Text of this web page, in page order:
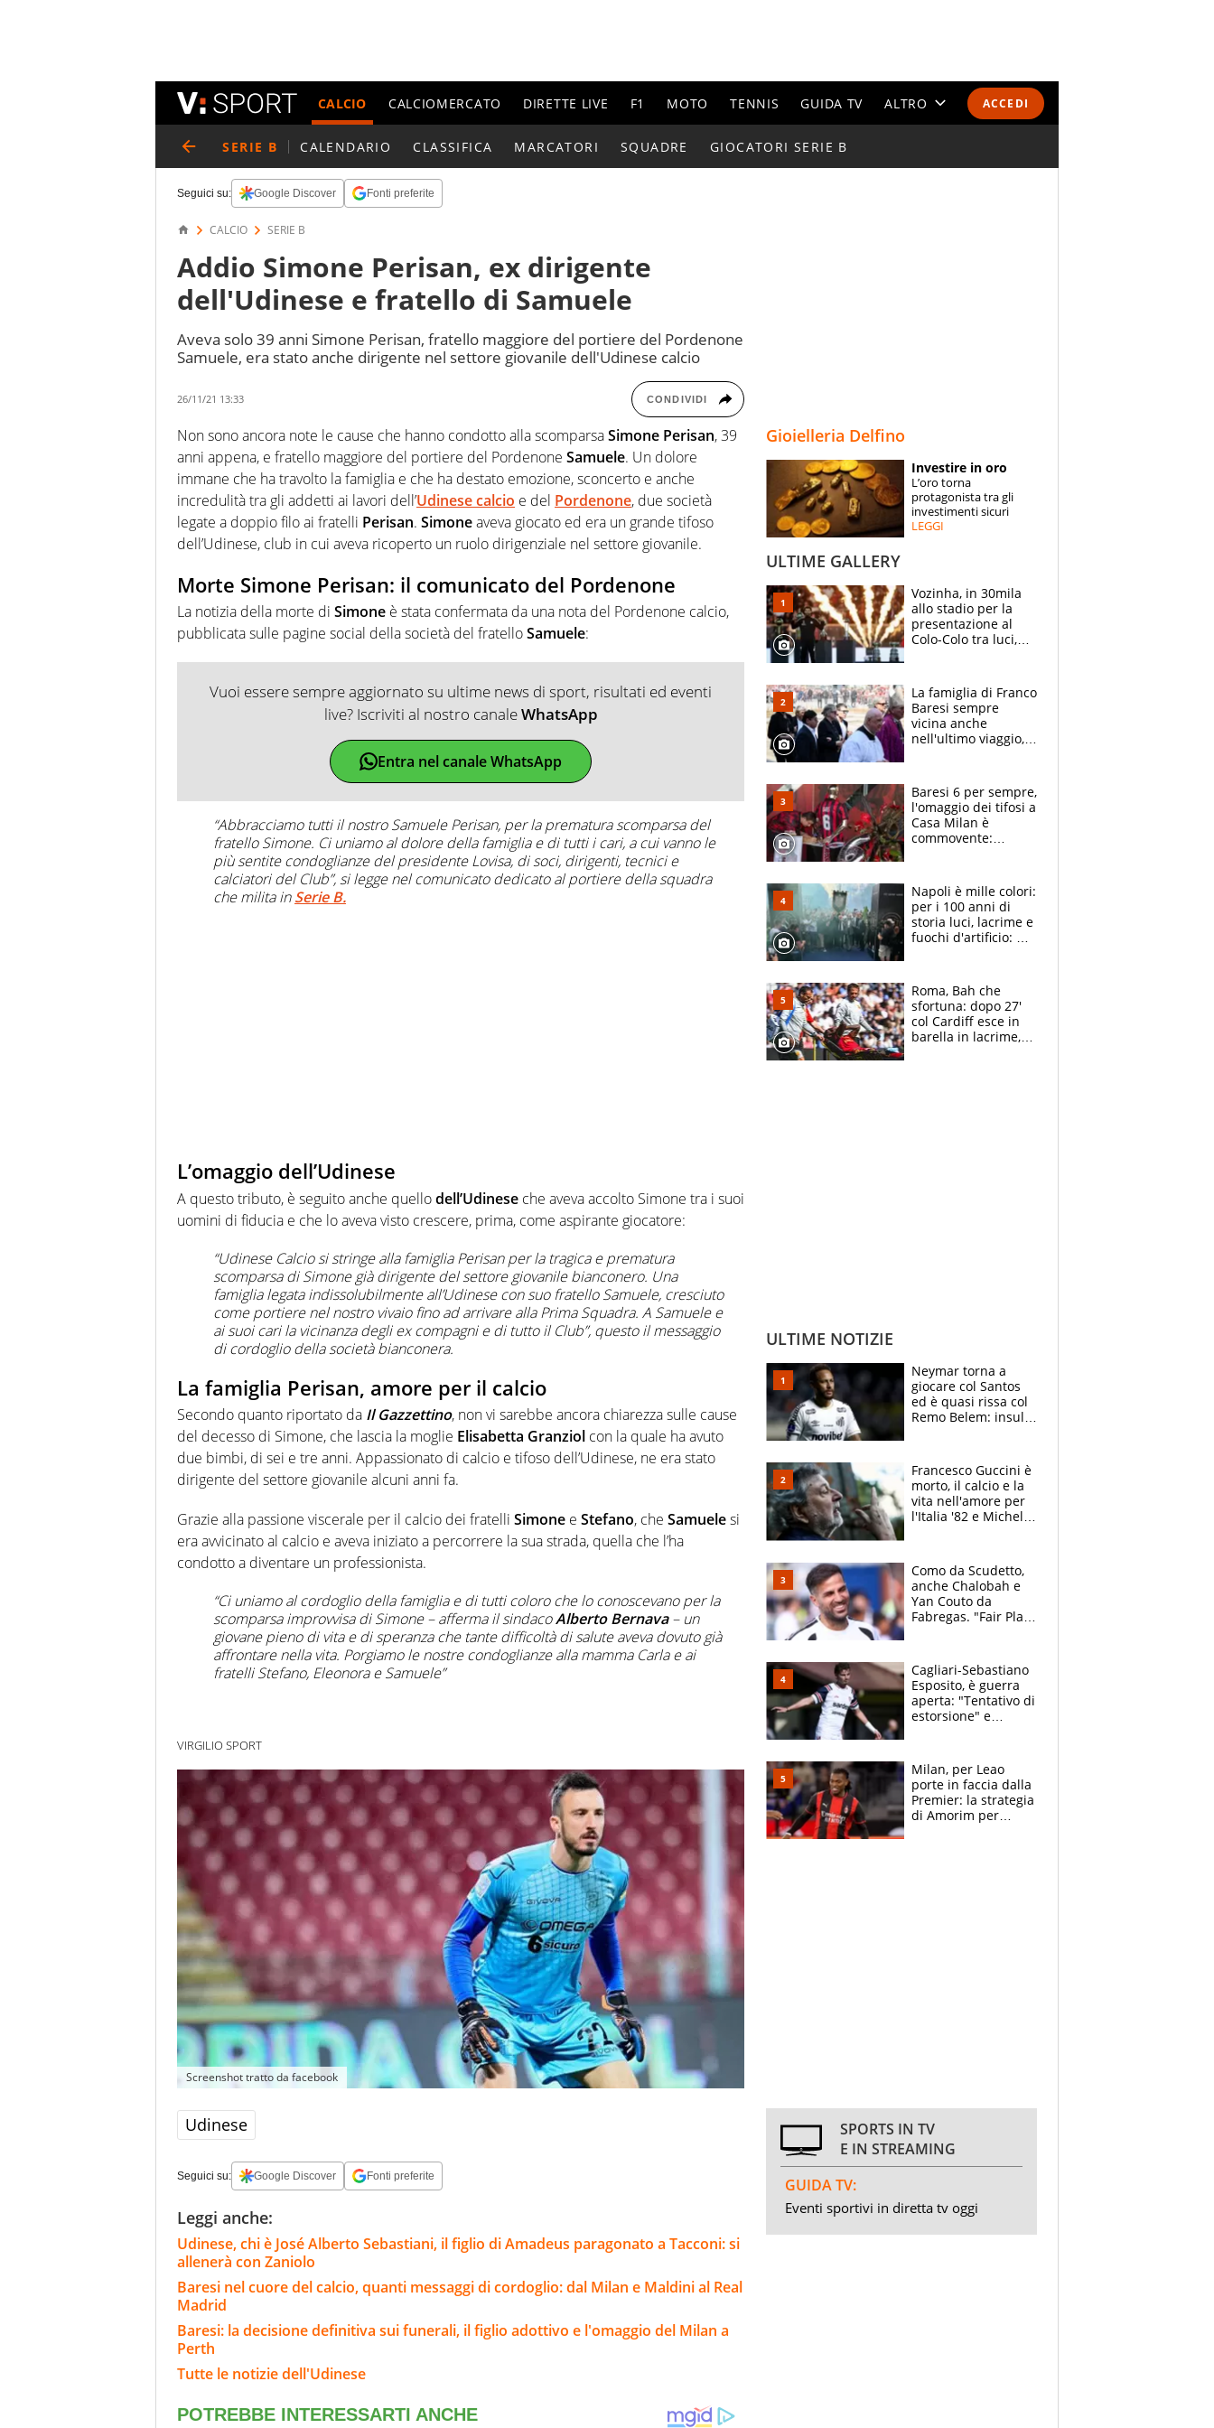
ACCEDI
CALCIO CALCIOMERCATO DIRETTE LIVE F1 MOTO TENNIS GUIDA TV ALTRO
ESPERTI
CONTATTI
SERIE B CALENDARIO CLASSIFICA MARCATORI SQUADRE GIOCATORI SERIE B
Seguici su: Google Discover Fonti preferite
CALCIO SERIE B
Addio Simone Perisan, ex dirigente
dell'Udinese e fratello di Samuele
Aveva solo 39 anni Simone Perisan, fratello maggiore del portiere del Pordenone
Samuele, era stato anche dirigente nel settore giovanile dell'Udinese calcio
26/11/21 13:33 CONDIVIDI
Non sono ancora note le cause che hanno condotto alla scomparsaSimone Perisan, 39
anni appena, e fratello maggiore del portiere del Pordenone Samuele. Un dolore
immane che ha travolto la famiglia e che ha destato emozione, sconcerto e anche
incredulità tra gli addetti ai lavori dell’Udinese calcio e del Pordenone, due società
legate a doppio filo ai fratelli Perisan. Simoneaveva giocato ed era un grande tifoso
dell’Udinese, club in cui aveva ricoperto un ruolo dirigenziale nel settore giovanile.
Morte Simone Perisan: il comunicato del Pordenone
La notizia della morte di Simone è stata confermata da una nota del Pordenone calcio,
pubblicata sulle pagine social della società del fratelloSamuele:
Vuoi essere sempre aggiornato su ultime news di sport, risultati ed eventi
live? Iscriviti al nostro canaleWhatsApp
Entra nel canale WhatsApp
“Abbracciamo tutti il nostro Samuele Perisan, per la prematura scomparsa del
fratello Simone. Ci uniamo al dolore della famiglia e di tutti i cari, a cui vanno le
più sentite condoglianze del presidente Lovisa, di soci, dirigenti, tecnici e
calciatori del Club”, si legge nel comunicato dedicato al portiere della squadra
che milita inSerie B.
L’omaggio dell’Udinese
A questo tributo, è seguito anche quellodell’Udinese che aveva accolto Simone tra i suoi
uomini di fiducia e che lo aveva visto crescere, prima, come aspirante giocatore:
“Udinese Calcio si stringe alla famiglia Perisan per la tragica e prematura
scomparsa di Simone già dirigente del settore giovanile bianconero. Una
famiglia legata indissolubilmente all’Udinese con suo fratello Samuele, cresciuto
come portiere nel nostro vivaio fino ad arrivare alla Prima Squadra. A Samuele e
ai suoi cari la vicinanza degli ex compagni e di tutto il Club”, questo il messaggio
di cordoglio della società bianconera.
La famiglia Perisan, amore per il calcio
Secondo quanto riportato da Il Gazzettino, non vi sarebbe ancora chiarezza sulle cause
del decesso di Simone, che lascia la moglie Elisabetta Granziol con la quale ha avuto
due bimbi, di sei e tre anni. Appassionato di calcio e tifoso dell’Udinese, ne era stato
dirigente del settore giovanile alcuni anni fa.
Grazie alla passione viscerale per il calcio dei fratelli Simone e Stefano, che Samuelesi
era avvicinato al calcio e aveva iniziato a percorrere la sua strada, quella che l’ha
condotto a diventare un professionista.
“Ci uniamo al cordoglio della famiglia e di tutti coloro che lo conoscevano per la
scomparsa improvvisa di Simone – afferma il sindacoAlberto Bernava– un
giovane pieno di vita e di speranza che tante difficoltà di salute aveva dovuto già
affrontare nella vita. Porgiamo le nostre condoglianze alla mamma Carla e ai
fratelli Stefano, Eleonora e Samuele”
VIRGILIO SPORT
Screenshot tratto da facebook
Udinese
Seguici su: Google Discover Fonti preferite
Leggi anche:
Udinese, chi è José Alberto Sebastiani, il figlio di Amadeus paragonato a Tacconi: si
allenerà con Zaniolo
Baresi nel cuore del calcio, quanti messaggi di cordoglio: dal Milan e Maldini al Real
Madrid
Baresi: la decisione definitiva sui funerali, il figlio adottivo e l'omaggio del Milan a
Perth
Tutte le notizie dell'Udinese
Gioielleria Delfino
Investire in oro
L’oro torna
protagonista tra gli
investimenti sicuri
LEGGI
ULTIME GALLERY
Vozinha, in 30mila
allo stadio per la
presentazione al
Colo-Colo tra luci,
La famiglia di Franco
Baresi sempre
vicina anche
nell'ultimo viaggio,
circondati
dall'affetto dei tifosi
Baresi 6 per sempre,
l'omaggio dei tifosi a
Casa Milan è
commovente:
bigliettini
Napoli è mille colori:
per i 100 anni di
storia luci, lacrime e
fuochi d'artificio: De
Roma, Bah che
sfortuna: dopo 27'
col Cardiff esce in
barella in lacrime,
ULTIME NOTIZIE
Neymar torna a
giocare col Santos
ed è quasi rissa col
Remo Belem: insulti
Francesco Guccini è
morto, il calcio e la
vita nell'amore per
l'Italia '82 e Michel
e Juventus
Como da Scudetto,
anche Chalobah e
Yan Couto da
Fabregas. "Fair Play
multa"
Cagliari-Sebastiano
Esposito, è guerra
aperta: "Tentativo di
estorsione" e
Milan, per Leao
porte in faccia dalla
Premier: la strategia
di Amorim per
SPORTS IN TV
E IN STREAMING
GUIDA TV:
Eventi sportivi in diretta tv oggi